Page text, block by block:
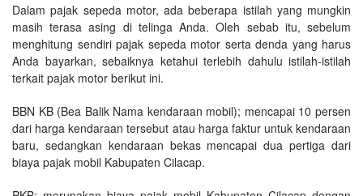
Dalam pajak sepeda motor, ada beberapa istilah yang mungkin
masih terasa asing di telinga Anda. Oleh sebab itu, sebelum
menghitung sendiri pajak sepeda motor serta denda yang harus
Anda bayarkan, sebaiknya ketahui terlebih dahulu istilah-istilah
terkait pajak motor berikut ini.
BBN KB (Bea Balik Nama kendaraan mobil); mencapai 10 persen
dari harga kendaraan tersebut atau harga faktur untuk kendaraan
baru, sedangkan kendaraan bekas mencapai dua pertiga dari
biaya pajak mobil Kabupaten Cilacap.